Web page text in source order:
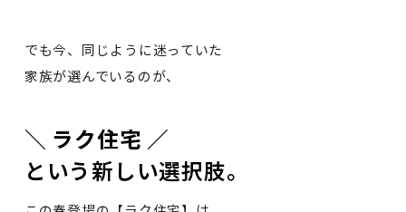
でも今、同じように迷っていた
家族が選んでいるのが、
＼ ラク住宅 ／
という新しい選択肢。